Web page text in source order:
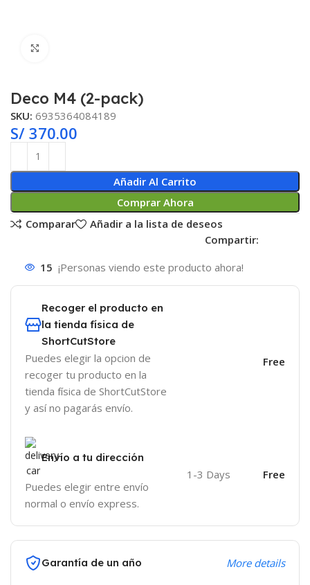
Deco M4 (2-pack)
SKU:6935364084189
S/ 370.00
Añadir Al Carrito
Comprar Ahora
Comparar
Añadir a la lista de deseos
Compartir:
15 ¡Personas viendo este producto ahora!
Recoger el producto en
la tienda física de
ShortCutStore
Puedes elegir la opcion de
recoger tu producto en la
tienda física de ShortCutStore
y así no pagarás envío.
Free
Envío a tu dirección
Puedes elegir entre envío
normal o envío express.
1-3 Days Free
Garantía de un año More details